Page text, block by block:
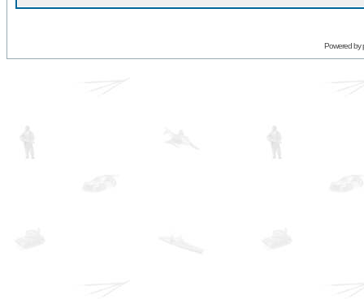
Powered by